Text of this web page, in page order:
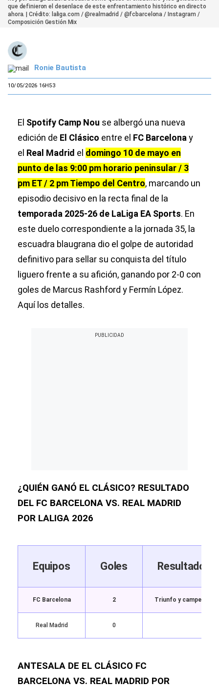
que definieron el desenlace de este enfrentamiento histórico en directo
ahora. | Crédito: laliga.com / @realmadrid / @fcbarcelona / Instagram /
Composición Gestión Mix
Ronie Bautista
10/05/2026 16H53
El Spotify Camp Nou se albergó una nueva
edición de El Clásico entre el FC Barcelona y
el Real Madrid el domingo 10 de mayo en
punto de las 9:00 pm horario peninsular / 3
pm ET / 2 pm Tiempo del Centro, marcando un
episodio decisivo en la recta final de la
temporada 2025-26 de LaLiga EA Sports. En
este duelo correspondiente a la jornada 35, la
escuadra blaugrana dio el golpe de autoridad
definitivo para sellar su conquista del título
liguero frente a su afición, ganando por 2-0 con
goles de Marcus Rashford y Fermín López.
Aquí los detalles.
¿QUIÉN GANÓ EL CLÁSICO? RESULTADO
DEL FC BARCELONA VS. REAL MADRID
POR LALIGA 2026
Equipos Goles Resultado
FC Barcelona 2 Triunfo y campeón
Real Madrid 0
ANTESALA DE EL CLÁSICO FC
BARCELONA VS. REAL MADRID POR